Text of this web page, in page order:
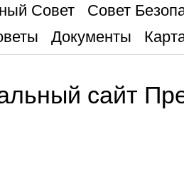
Совет
Совет
Документы
сайт